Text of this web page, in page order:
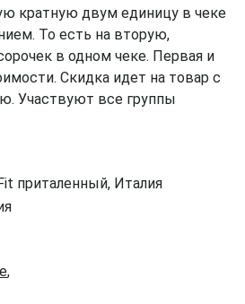
кратную двум единицу в чеке
То есть на вторую,
в одном чеке. Первая и
Скидка идет на товар с
Участвуют все группы
приталенный, Италия
,